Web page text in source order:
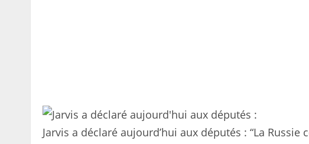
Jarvis a déclaré aujourd’hui aux députés : “La